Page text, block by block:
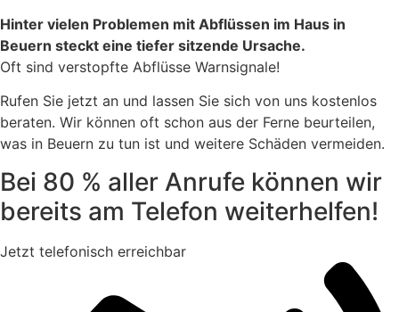
Hinter vielen Problemen mit Abflüssen im Haus in
Beuern steckt eine tiefer sitzende Ursache.
Oft sind verstopfte Abflüsse Warnsignale!
Rufen Sie jetzt an und lassen Sie sich von uns kostenlos
beraten. Wir können oft schon aus der Ferne beurteilen,
was in Beuern zu tun ist und weitere Schäden vermeiden.
Bei 80 % aller Anrufe können wir
bereits am Telefon weiterhelfen!
Jetzt telefonisch erreichbar